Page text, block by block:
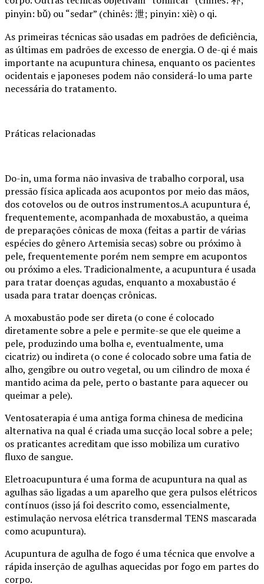
pinyin: bǔ) ou “sedar” (chinês: 泄; pinyin: xiè) o qi.
As primeiras técnicas são usadas em padrões de deficiência,
as últimas em padrões de excesso de energia. O de-qi é mais
importante na acupuntura chinesa, enquanto os pacientes
ocidentais e japoneses podem não considerá-lo uma parte
necessária do tratamento.
Práticas relacionadas
Do-in, uma forma não invasiva de trabalho corporal, usa
pressão física aplicada aos acupontos por meio das mãos,
dos cotovelos ou de outros instrumentos.A acupuntura é,
frequentemente, acompanhada de moxabustão, a queima
de preparações cônicas de moxa (feitas a partir de várias
espécies do gênero Artemisia secas) sobre ou próximo à
pele, frequentemente porém nem sempre em acupontos
ou próximo a eles. Tradicionalmente, a acupuntura é usada
para tratar doenças agudas, enquanto a moxabustão é
usada para tratar doenças crônicas.
A moxabustão pode ser direta (o cone é colocado
diretamente sobre a pele e permite-se que ele queime a
pele, produzindo uma bolha e, eventualmente, uma
cicatriz) ou indireta (o cone é colocado sobre uma fatia de
alho, gengibre ou outro vegetal, ou um cilindro de moxa é
mantido acima da pele, perto o bastante para aquecer ou
queimar a pele).
Ventosaterapia é uma antiga forma chinesa de medicina
alternativa na qual é criada uma sucção local sobre a pele;
os praticantes acreditam que isso mobiliza um curativo
fluxo de sangue.
Eletroacupuntura é uma forma de acupuntura na qual as
agulhas são ligadas a um aparelho que gera pulsos elétricos
contínuos (isso já foi descrito como, essencialmente,
estimulação nervosa elétrica transdermal TENS mascarada
como acupuntura).
Acupuntura de agulha de fogo é uma técnica que envolve a
rápida inserção de agulhas aquecidas por fogo em partes do
corpo.